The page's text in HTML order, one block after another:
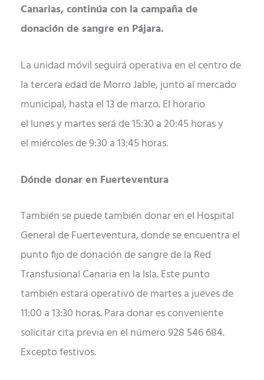
Canarias, continúa con la campaña de
donación de sangre en Pájara.
La unidad móvil seguirá operativa en el centro de
la tercera edad de Morro Jable, junto al mercado
municipal, hasta el 13 de marzo. El horario
el lunes y martes será de 15:30 a 20:45 horas y
el miércoles de 9:30 a 13:45 horas.
Dónde donar en Fuerteventura
También se puede también donar en el Hospital
General de Fuerteventura, donde se encuentra el
punto fijo de donación de sangre de la Red
Transfusional Canaria en la Isla. Este punto
también estará operativo de martes a jueves de
11:00 a 13:30 horas. Para donar es conveniente
solicitar cita previa en el número 928 546 684.
Excepto festivos.